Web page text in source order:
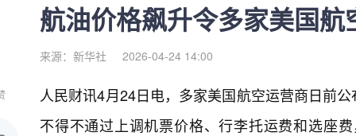
航油价格飙升令多家美国
来源：新华社 2026-04-24 14:00
人民财讯4月24日电， 多家美国航空运营商日前
不得不通过上调机票价格、行李托运费和选座